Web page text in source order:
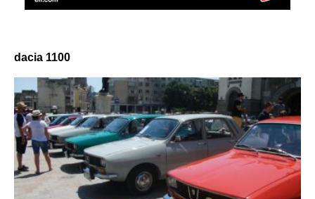
dacia 1100